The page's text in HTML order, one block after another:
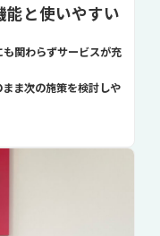
能と使いやすい
関わらずサービスが充
ま次の施策を検討しや